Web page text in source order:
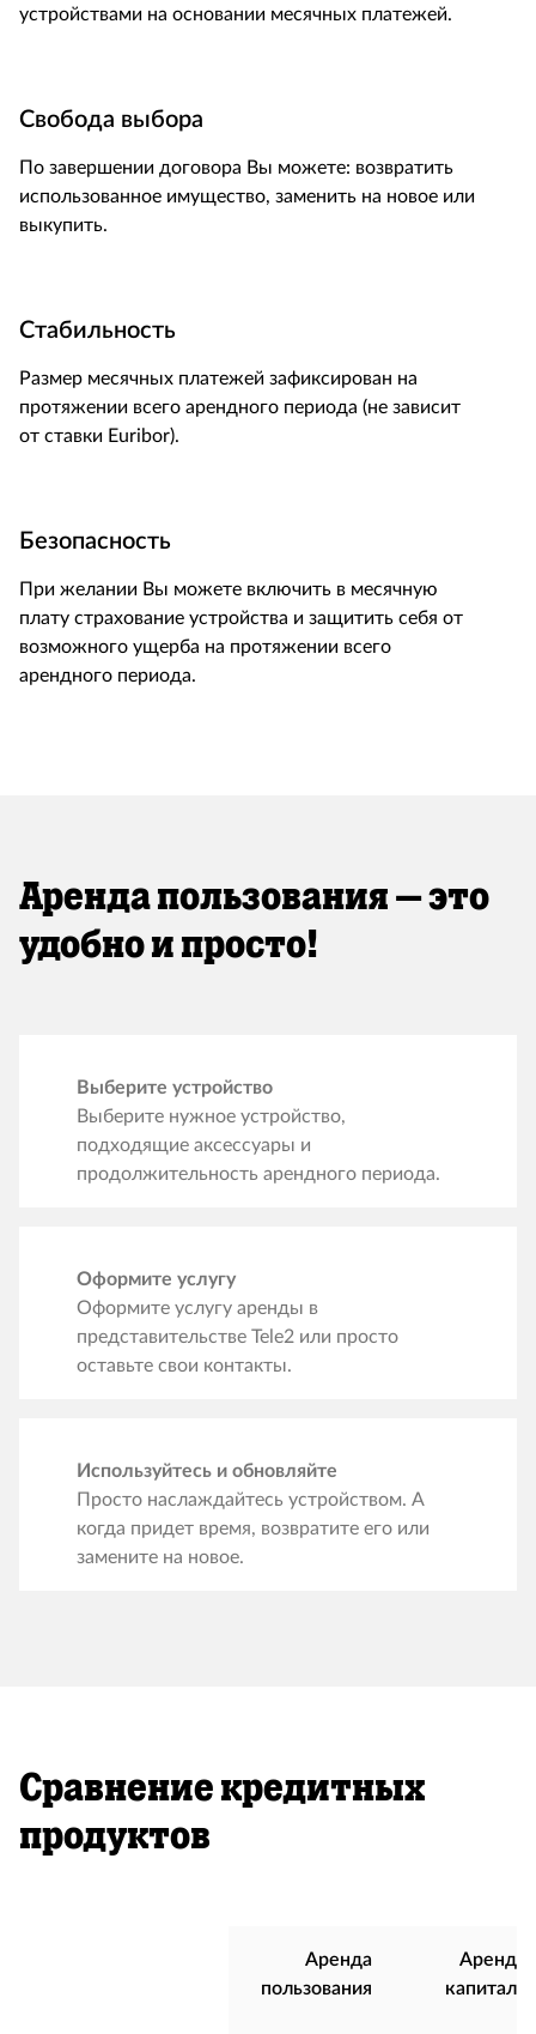
устройствами на основании месячных платежей.
Свобода выбора
По завершении договора Вы можете: возвратить
использованное имущество, заменить на новое или
выкупить.
Стабильность
Размер месячных платежей зафиксирован на
протяжении всего арендного периода (не зависит
от ставки Euribor).
Безопасность
При желании Вы можете включить в месячную
плату страхование устройства и защитить себя от
возможного ущерба на протяжении всего
арендного периода.​
Аренда пользования – это
удобно и просто!
Выберите устройство
Выберите нужное устройство,
подходящие аксессуары и
продолжительность арендного периода.
Оформите услугу
Оформите услугу аренды в
представительстве Tele2 или просто
оставьте свои контакты.
Используйтесь и обновляйте
Просто наслаждайтесь устройством. А
когда придет время, возвратите его или
замените на новое.
Сравнение кредитных
продуктов
Аренда
пользования
Аренда
капитала